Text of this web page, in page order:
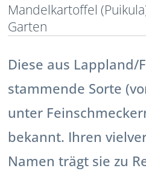
Mandelkartoffel
Garten
Diese aus Lappland/
stammende Sorte
unter
bekannt. Ihren
Namen trägt sie zu